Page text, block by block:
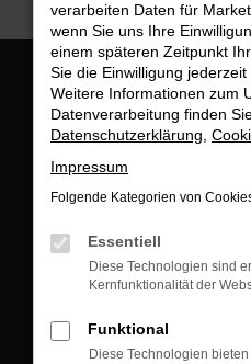
Montag
verarbeiten Daten für
wenn Sie uns Ihre
einem späteren Zeitpunkt
Sie die Einwilligung
Weitere Informationen zum
Datenverarbeitung finden
Datenschutzerklärung
Impressum
Folgende Kategorien von
Essentiell
Diese Technologien sind
Kernfunktionalität der
Funktional
Diese Technologien